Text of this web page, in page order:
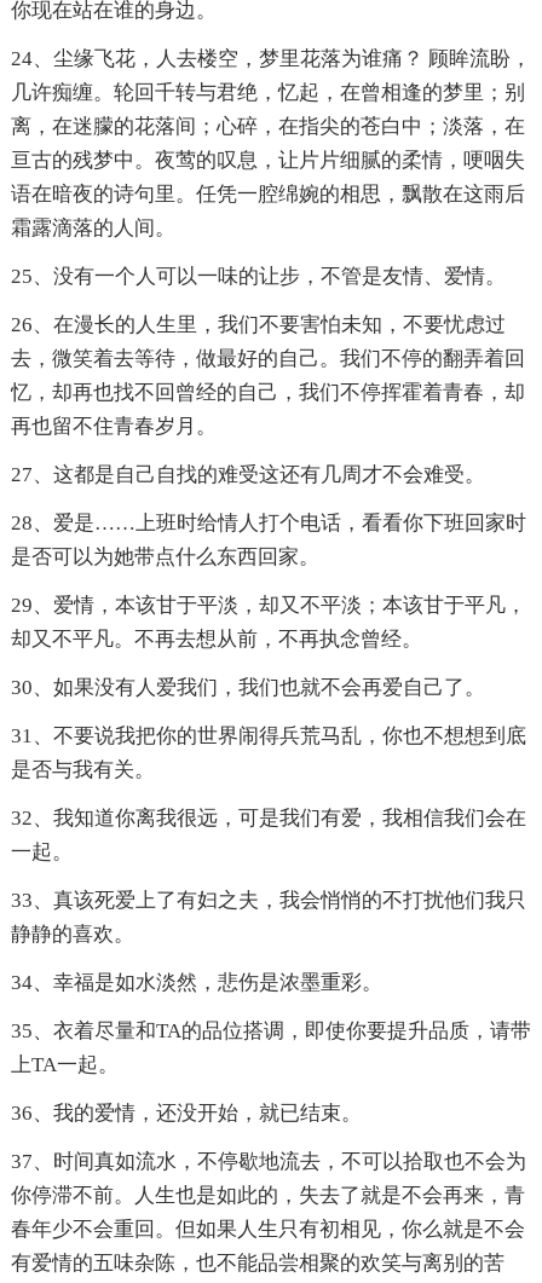
你现在站在谁的身边。
24、尘缘飞花，人去楼空，梦里花落为谁痛？ 顾眸流盼，
几许痴缠。轮回千转与君绝，忆起，在曾相逢的梦里；别
离，在迷朦的花落间；心碎，在指尖的苍白中；淡落，在
亘古的残梦中。夜莺的叹息，让片片细腻的柔情，哽咽失
语在暗夜的诗句里。任凭一腔绵婉的相思，飘散在这雨后
霜露滴落的人间。
25、没有一个人可以一味的让步，不管是友情、爱情。
26、在漫长的人生里，我们不要害怕未知，不要忧虑过
去，微笑着去等待，做最好的自己。我们不停的翻弄着回
忆，却再也找不回曾经的自己，我们不停挥霍着青春，却
再也留不住青春岁月。
27、这都是自己自找的难受这还有几周才不会难受。
28、爱是……上班时给情人打个电话，看看你下班回家时
是否可以为她带点什么东西回家。
29、爱情，本该甘于平淡，却又不平淡；本该甘于平凡，
却又不平凡。不再去想从前，不再执念曾经。
30、如果没有人爱我们，我们也就不会再爱自己了。
31、不要说我把你的世界闹得兵荒马乱，你也不想想到底
是否与我有关。
32、我知道你离我很远，可是我们有爱，我相信我们会在
一起。
33、真该死爱上了有妇之夫，我会悄悄的不打扰他们我只
静静的喜欢。
34、幸福是如水淡然，悲伤是浓墨重彩。
35、衣着尽量和TA的品位搭调，即使你要提升品质，请带
上TA一起。
36、我的爱情，还没开始，就已结束。
37、时间真如流水，不停歇地流去，不可以拾取也不会为
你停滞不前。人生也是如此的，失去了就是不会再来，青
春年少不会重回。但如果人生只有初相见，你么就是不会
有爱情的五味杂陈，也不能品尝相聚的欢笑与离别的苦